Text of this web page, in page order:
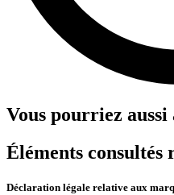
Vous pourriez
Éléments consultés
Déclaration légale relative aux